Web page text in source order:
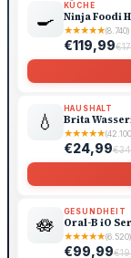
🍳
KÜCHE
Ninja Foodi
★★★★★(8.740)
€119,99
💧
HAUSHALT
Brita
★★★★★
€24,99
🪷
GESUNDHEIT
Oral-B iO
★★★★★(6.520)
€99,99